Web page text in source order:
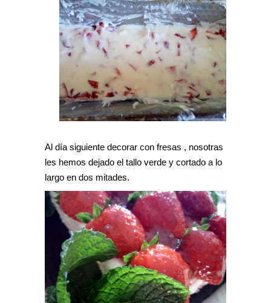
Al día siguiente decorar con fresas , nosotras
les hemos dejado el tallo verde y cortado a lo
largo en dos mitades.